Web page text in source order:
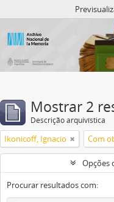
Mostrar 2
Descrição arquivística
Ikonicoff, Ignacio Com
Opções
Procurar resultados com: